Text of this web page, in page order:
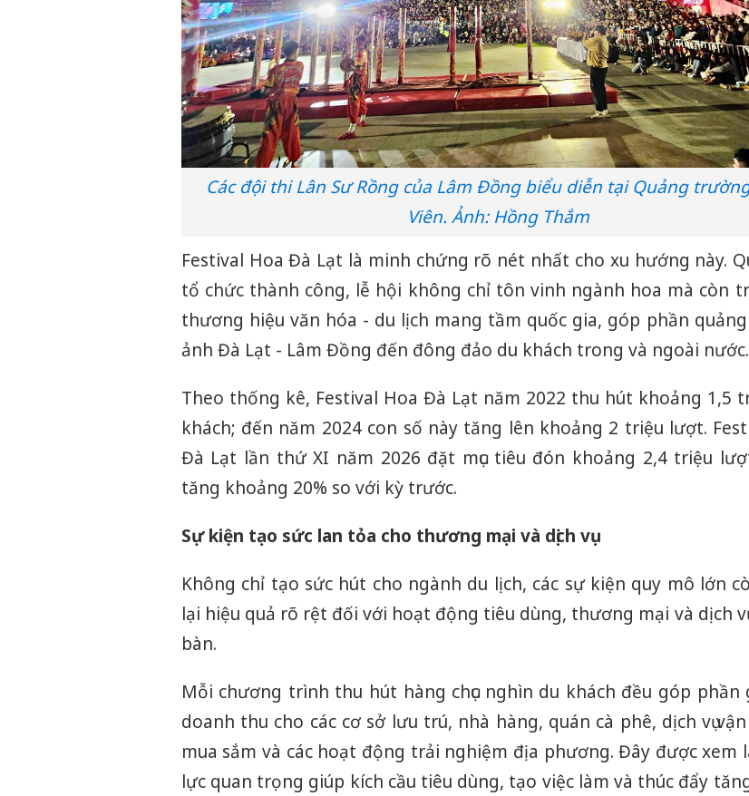
Các đội thi Lân Sư Rồng của Lâm Đồng biểu diễn tại Quảng
Viên. Ảnh: Hồng Thắm
Festival Hoa Đà Lạt là minh chứng rõ nét nhất cho xu hướng này.
tổ chức thành công, lễ hội không chỉ tôn vinh ngành hoa mà còn
thương hiệu văn hóa - du lịch mang tầm quốc gia, góp phần
ảnh Đà Lạt - Lâm Đồng đến đông đảo du khách trong và ngoài nước.
Theo thống kê, Festival Hoa Đà Lạt năm 2022 thu hút khoảng 1,5
khách; đến năm 2024 con số này tăng lên khoảng 2 triệu lượt.
Đà Lạt lần thứ XI năm 2026 đặt mục tiêu đón khoảng 2,4 triệu
tăng khoảng 20% so với kỳ trước.
Sự kiện tạo sức lan tỏa cho thương mại và dịch vụ
Không chỉ tạo sức hút cho ngành du lịch, các sự kiện quy mô lớn
lại hiệu quả rõ rệt đối với hoạt động tiêu dùng, thương mại và dịch
bàn.
Mỗi chương trình thu hút hàng chục nghìn du khách đều góp phần
doanh thu cho các cơ sở lưu trú, nhà hàng, quán cà phê, dịch vụ
mua sắm và các hoạt động trải nghiệm địa phương. Đây được xem
lực quan trọng giúp kích cầu tiêu dùng, tạo việc làm và thúc đẩy